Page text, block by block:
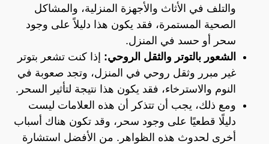
والتلف في الأثاث والأجهزة المنزلية، والمشاكل
الصحية المستمرة، فقد يكون هذا دليلاً على وجود
سحر أو حسد في المنزل.
الشعور بالتوتر والثقل الروحي: إذا كنت تشعر بتوتر
غير مبرر وثقل روحي في المنزل، وتجد صعوبة في
النوم والاسترخاء، فقد يكون هذا نتيجة لتأثير السحر.
ومع ذلك، يجب أن تتذكر أن هذه العلامات ليست
دليلًا قطعيًا على وجود سحر، وقد تكون هناك أسباب
أخرى لحدوث هذه الظواهر. من الأفضل استشارة